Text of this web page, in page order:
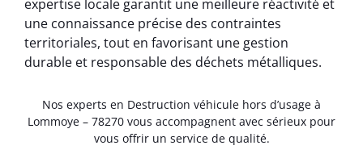
expertise locale garantit une meilleure réactivité et
une connaissance précise des contraintes
territoriales, tout en favorisant une gestion
durable et responsable des déchets métalliques.
Nos experts en Destruction véhicule hors d’usage à
Lommoye – 78270 vous accompagnent avec sérieux pour
vous offrir un service de qualité.